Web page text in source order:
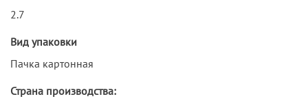
2.7
Вид упаковки
Пачка картонная
Страна производства: